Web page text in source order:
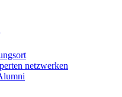
netzwerken